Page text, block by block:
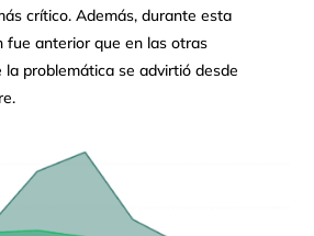
crítico. Además, durante esta
fue anterior que en las otras
la problemática se advirtió desde